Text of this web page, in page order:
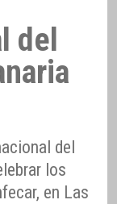
del
del
los
en Las